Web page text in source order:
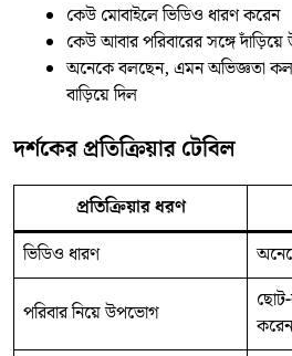
কেউ মোবাইলে ভিডিও ধারণ করেন
কেউ আবার পরিবারের সঙ্গে
অনেকে বলছেন, এমন অভিজ্ঞতা
বাড়িয়ে দিল
দর্শকের প্রতিক্রিয়ার টেবিল
প্রতিক্রিয়ার ধরণ
ভিডিও ধারণ
পরিবার নিয়ে উপভোগ
করেন